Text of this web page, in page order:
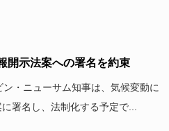
開示法案への署名を約束
・ニューサム知事は、気候変動に
署名し、法制化する予定で...